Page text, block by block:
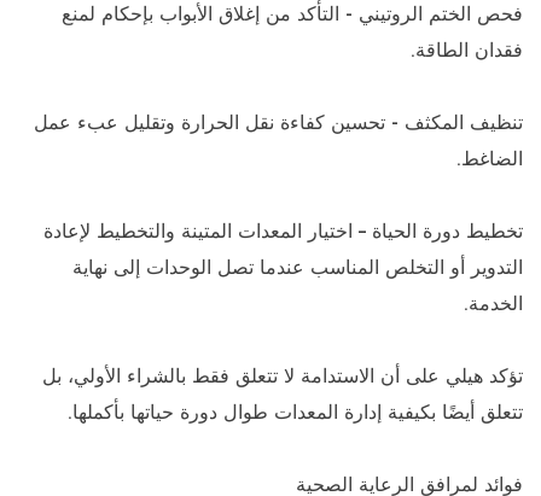
فحص الختم الروتيني - التأكد من إغلاق الأبواب بإحكام لمنع
فقدان الطاقة.
تنظيف المكثف - تحسين كفاءة نقل الحرارة وتقليل عبء عمل
الضاغط.
تخطيط دورة الحياة – اختيار المعدات المتينة والتخطيط لإعادة
التدوير أو التخلص المناسب عندما تصل الوحدات إلى نهاية
الخدمة.
تؤكد هيلي على أن الاستدامة لا تتعلق فقط بالشراء الأولي، بل
تتعلق أيضًا بكيفية إدارة المعدات طوال دورة حياتها بأكملها.
فوائد لمرافق الرعاية الصحية